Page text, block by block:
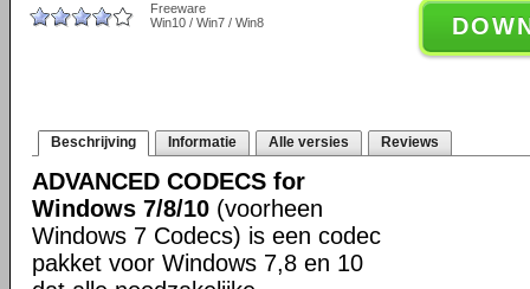
Freeware
Win10 / Win7 / Win8
Beschrijving Informatie Alle versies Reviews
ADVANCED CODECS for
Windows 7/8/10 (voorheen
Windows 7 Codecs) is een codec
pakket voor Windows 7,8 en 10